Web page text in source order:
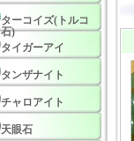
ターコイズ(トルコ
石)
タイガーアイ
タンザナイト
チャロアイト
天眼石